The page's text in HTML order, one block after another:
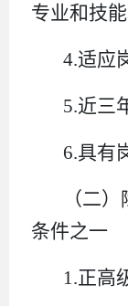
专业和技能
4.适应
5.近三
6.具有
（二
条件之一
1.正高